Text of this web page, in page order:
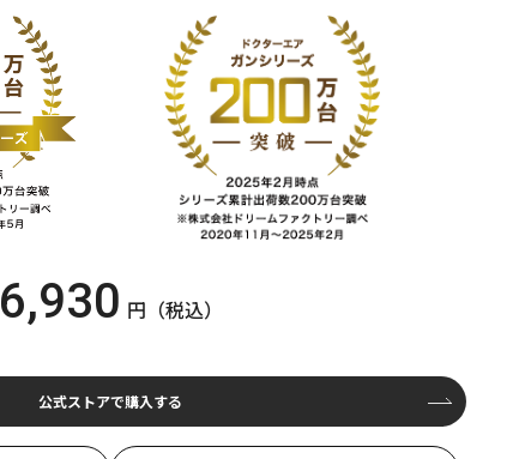
6,930 円（税込）
公式ストアで購入する